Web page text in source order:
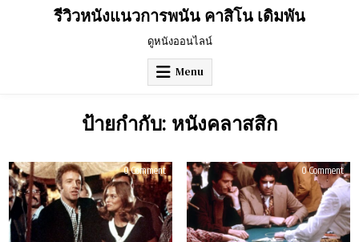
รีวิวหนังแนวการพนัน คาสิโน เดิมพัน
ดูหนังออนไลน์
Menu
ป้ายกำกับ: หนังคลาสสิก
0 Commenton
รีวิว
The
Gambler
(1974)
0 Commenton
รีวิว
Split